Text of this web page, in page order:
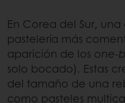
En Corea del Sur,
pastelería más
aparición de los one-
solo bocado). Estas
del tamaño de una
como pasteles